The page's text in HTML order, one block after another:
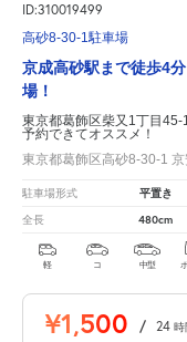
ID:310019499
高砂8-30-1駐車場
京成高砂駅まで徒歩4
場！
東京都葛飾区柴又1丁目45-
予約できてオススメ！
東京都葛飾区高砂8-30-1
駐車場形式 平置き
全長 480cm
軽 コ 中型
¥1,500 / 24 時